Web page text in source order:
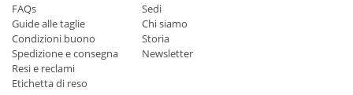
FAQs
Guide alle taglie
Condizioni buono
Spedizione e consegna
Resi e reclami
Etichetta di reso
Sedi
Chi siamo
Storia
Newsletter